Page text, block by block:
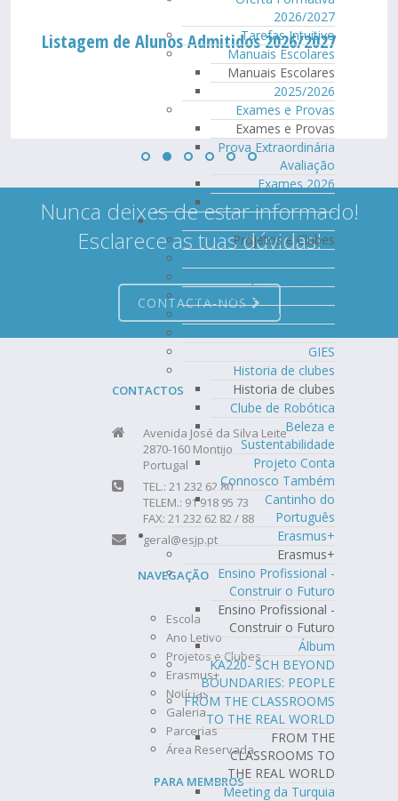
2026/2027
Tarefas Intuitivo
Manuais Escolares
Manuais Escolares
2025/2026
Exames e Provas
Exames e Provas
Prova Extraordinária
Avaliação
Exames 2026
Profissional
Projetos e Clubes
Projetos e Clubes
Complemento Curricular
Âmbito Nacional
GIES
Historia de clubes
Historia de clubes
Clube de Robótica
Beleza e
Sustentabilidade
Projeto Conta
Connosco Também
Cantinho do
Português
Erasmus+
Erasmus+
Ensino Profissional -
Construir o Futuro
Ensino Profissional -
Construir o Futuro
Álbum
KA220- SCH BEYOND
BOUNDARIES: PEOPLE
FROM THE CLASSROOMS
TO THE REAL WORLD
FROM THE
CLASSROOMS TO
THE REAL WORLD
Meeting da Turquia
Listagem de Alunos Admitidos 2026/2027
Nunca deixes de estar informado!
Esclarece as tuas dúvidas!
CONTACTA-NOS
CONTACTOS
Avenida José da Silva Leite
2870-160 Montijo
Portugal
TEL.: 21 232 62 80
TELEM.: 91 918 95 73
FAX: 21 232 62 82 / 88
geral@esjp.pt
NAVEGAÇÃO
Escola
Ano Letivo
Projetos e Clubes
Erasmus+
Notícias
Galeria
Parcerias
Área Reservada
PARA MEMBROS